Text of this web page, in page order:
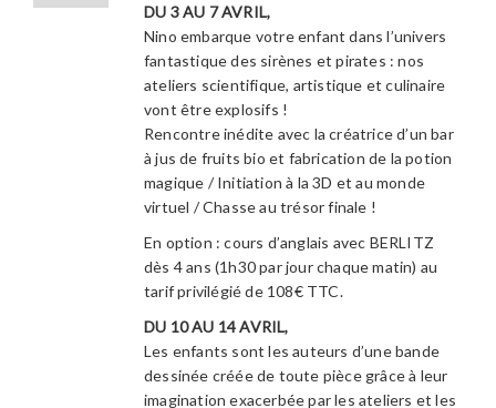
DU 3 AU 7 AVRIL,
Nino embarque votre enfant dans l’univers
fantastique des sirènes et pirates : nos
ateliers scientifique, artistique et culinaire
vont être explosifs !
Rencontre inédite avec la créatrice d’un bar
à jus de fruits bio et fabrication de la potion
magique / Initiation à la 3D et au monde
virtuel / Chasse au trésor finale !
En option : cours d’anglais avec BERLITZ
dès 4 ans (1h30 par jour chaque matin) au
tarif privilégié de 108€ TTC.
DU 10 AU 14 AVRIL,
Les enfants sont les auteurs d’une bande
dessinée créée de toute pièce grâce à leur
imagination exacerbée par les ateliers et les